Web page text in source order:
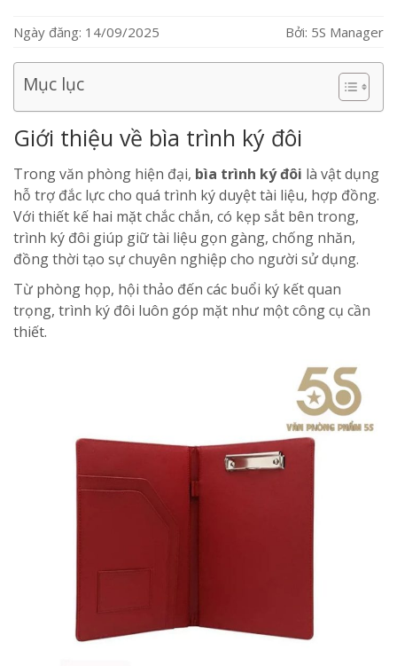
Ngày đăng: 14/09/2025 Bởi: 5S Manager
Mục lục
Giới thiệu về bìa trình ký đôi
Trong văn phòng hiện đại, bìa trình ký đôi là vật dụng
hỗ trợ đắc lực cho quá trình ký duyệt tài liệu, hợp đồng.
Với thiết kế hai mặt chắc chắn, có kẹp sắt bên trong,
trình ký đôi giúp giữ tài liệu gọn gàng, chống nhăn,
đồng thời tạo sự chuyên nghiệp cho người sử dụng.
Từ phòng họp, hội thảo đến các buổi ký kết quan
trọng, trình ký đôi luôn góp mặt như một công cụ cần
thiết.